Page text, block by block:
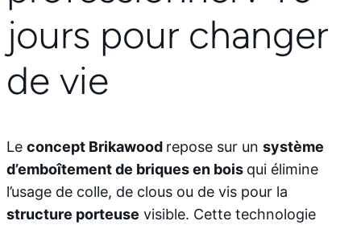
jours pour changer
de vie
Le concept Brikawood repose sur un système
d’emboîtement de briques en bois qui élimine
l’usage de colle, de clous ou de vis pour la
structure porteuse visible. Cette technologie